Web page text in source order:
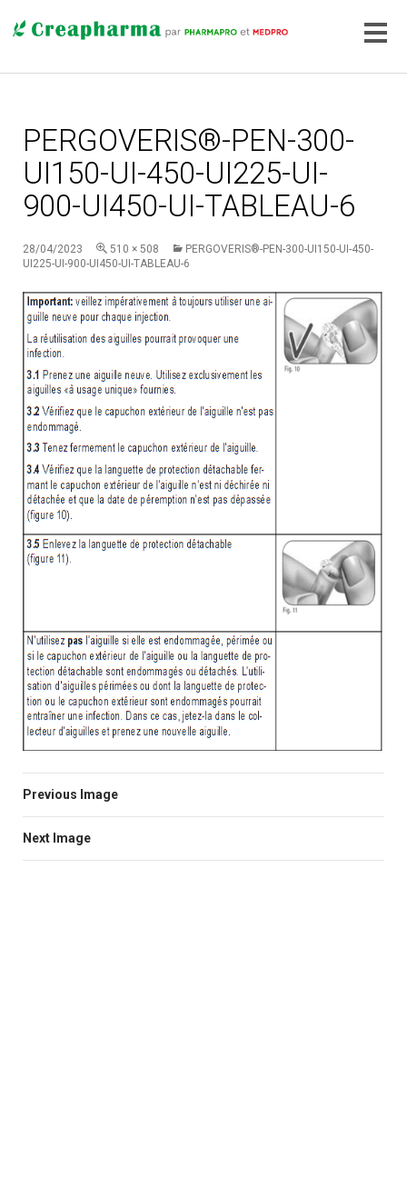
PERGOVERIS®-PEN-300-
UI150-UI-450-UI225-UI-
900-UI450-UI-TABLEAU-6
28/04/2023 510 × 508
PERGOVERIS®-PEN-300-UI150-UI-450-
UI225-UI-900-UI450-UI-TABLEAU-6
Previous Image
Next Image